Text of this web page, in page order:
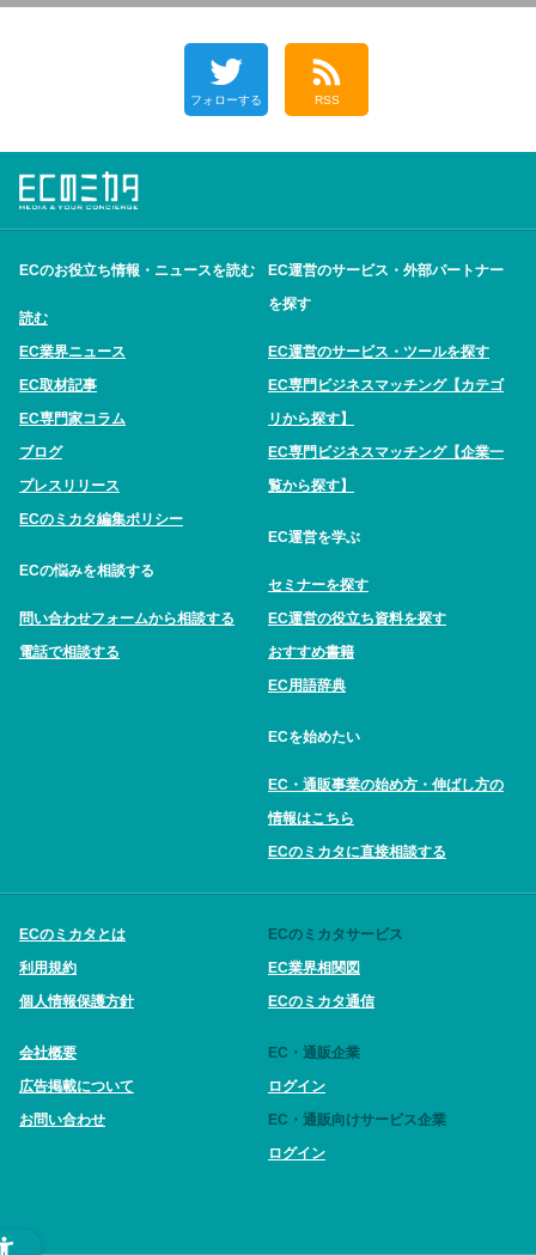
フォローする RSS
ECのお役立ち情報・ニュースを読む
読む
EC業界ニュース
EC取材記事
EC専門家コラム
ブログ
プレスリリース
ECのミカタ編集ポリシー
ECの悩みを相談する
問い合わせフォームから相談する
電話で相談する
EC運営のサービス・外部パートナー
を探す
EC運営のサービス・ツールを探す
EC専門ビジネスマッチング【カテゴ
リから探す】
EC専門ビジネスマッチング【企業一
覧から探す】
EC運営を学ぶ
セミナーを探す
EC運営の役立ち資料を探す
おすすめ書籍
EC用語辞典
ECを始めたい
EC・通販事業の始め方・伸ばし方の
情報はこちら
ECのミカタに直接相談する
ECのミカタとは
利用規約
個人情報保護方針
会社概要
広告掲載について
お問い合わせ
ECのミカタサービス
EC業界相関図
ECのミカタ通信
EC・通販企業
ログイン
EC・通販向けサービス企業
ログイン